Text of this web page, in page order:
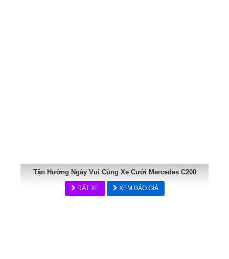
Tận Hưởng Ngày Vui Cùng Xe Cưới Mercedes C200
ĐẶT XE XEM BÁO GIÁ